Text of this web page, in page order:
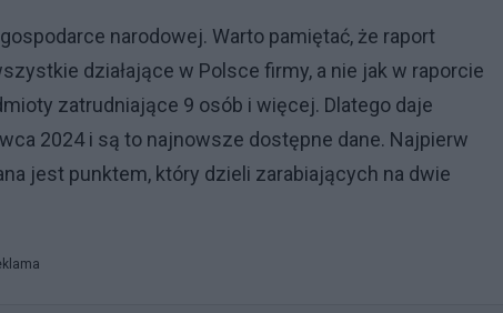
narodowej. Warto pamiętać, że raport
działające w Polsce firmy, a nie jak w raporcie
zatrudniające 9 osób i więcej. Dlatego daje
2024 i są to najnowsze dostępne dane. Najpierw
jest punktem, który dzieli zarabiających na dwie